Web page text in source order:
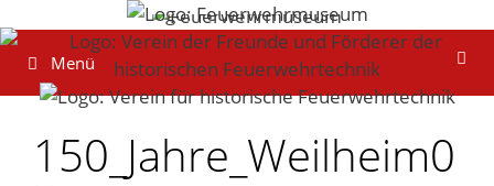
Inhalt
springenMenü
150_Jahre_Weilheim0